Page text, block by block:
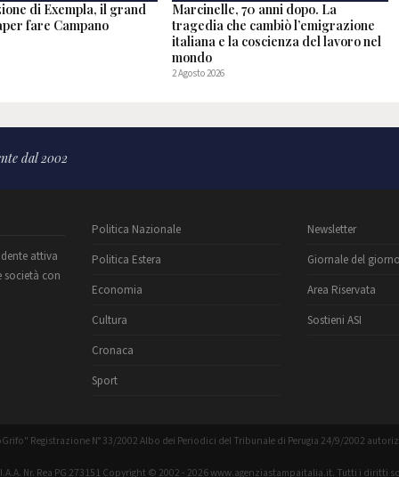
di Exempla, il grand
fare Campano
Marcinelle, 70 anni dopo. La
tragedia che cambiò l’emigrazione
italiana e la coscienza del lavoro nel
mondo
2 Agosto 2026
dal 2002
attiva
società con
Politica Nazionale
Politica Estera
Economia
Cultura
Cronaca
Sport
Newsletter
Giornale del
Area Riservata
Sostieni ASI
Registrazione N° 33/2002 Albo dei Periodici del Tribunale di Perugia 24/9/2002
Nr. Rea PG 273151 Copyright © 2002 - 2026 www.agenziastampaitalia.it. Tutti i diritti